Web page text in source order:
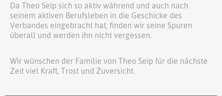
Da Theo Seip sich so aktiv während und auch nach
seinem aktiven Berufsleben in die Geschicke des
Verbandes eingebracht hat, finden wir seine Spuren
überall und werden ihn nicht vergessen.
Wir wünschen der Familie von Theo Seip für die nächste
Zeit viel Kraft, Trost und Zuversicht.